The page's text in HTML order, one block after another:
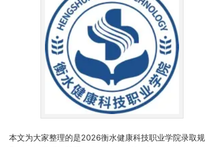
本文为大家整理的是2026衡水健康科技职业学院录取规